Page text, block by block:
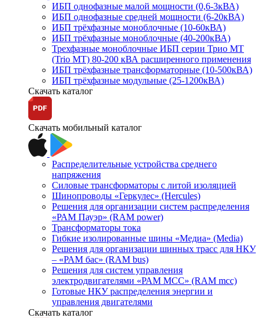
ИБП однофазные малой мощности (0,6-3кВА)
ИБП однофазные средней мощности (6-20кВА)
ИБП трёхфазные моноблочные (10-60кВА)
ИБП трёхфазные моноблочные (40-200кВА)
Трехфазные моноблочные ИБП серии Трио МТ
(Trio MT) 80-200 кВА расширенного применения
ИБП трёхфазные трансформаторные (10-500кВА)
ИБП трёхфазные модульные (25-1200кВА)
Скачать каталог
Скачать мобильный каталог
Распределительные устройства среднего
напряжения
Силовые трансформаторы с литой изоляцией
Шинопроводы «Геркулес» (Hercules)
Решения для организации систем распределения
«РАМ Пауэр» (RAM power)
Трансформаторы тока
Гибкие изолированные шины «Медиа» (Media)
Решения для организации шинных трасс для НКУ
– «РАМ бас» (RAM bus)
Решения для систем управления
электродвигателями «РАМ МСС» (RAM mcc)
Готовые НКУ распределения энергии и
управления двигателями
Скачать каталог